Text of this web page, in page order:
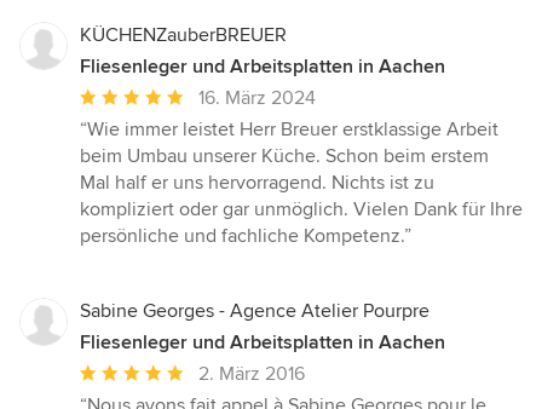
KÜCHENZauberBREUER
Fliesenleger und Arbeitsplatten in Aachen
Durchschnittliche
Bewertung:
5
von
5
Sternen
16. März 2024
“Wie immer leistet Herr Breuer erstklassige Arbeit
beim Umbau unserer Küche. Schon beim erstem
Mal half er uns hervorragend. Nichts ist zu
kompliziert oder gar unmöglich. Vielen Dank für Ihre
persönliche und fachliche Kompetenz.”
Sabine Georges - Agence Atelier Pourpre
Fliesenleger und Arbeitsplatten in Aachen
Durchschnittliche
Bewertung:
2. März 2016